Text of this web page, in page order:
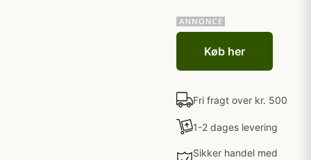
Køb her
Fri fragt over kr. 500
1-2 dages levering
Sikker handel med